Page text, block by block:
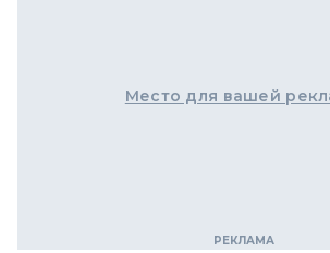
Место для вашей